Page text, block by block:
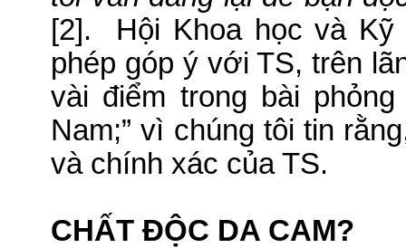
[2].
Hội Khoa học và Kỹ
phép góp ý với TS, trên
vài điểm trong bài
Nam;” vì chúng tôi tin
và chính xác của TS.
CHẤT ÐỘC DA CAM?